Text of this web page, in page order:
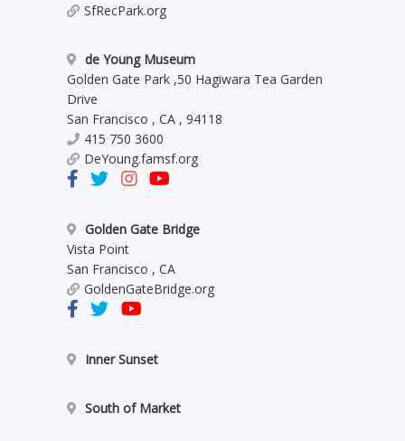
SfRecPark.org
de Young Museum
Golden Gate Park ,50 Hagiwara Tea Garden
Drive
San Francisco , CA , 94118
415 750 3600
DeYoung.famsf.org
Golden Gate Bridge
Vista Point
San Francisco , CA
GoldenGateBridge.org
Inner Sunset
South of Market